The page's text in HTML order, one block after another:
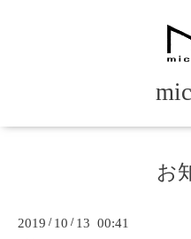
お
2019 / 10 / 13 00:41